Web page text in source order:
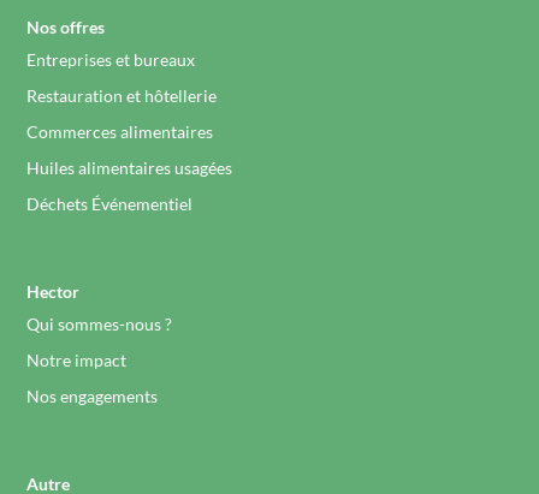
Nos offres
Entreprises et bureaux
Restauration et hôtellerie
Commerces alimentaires
Huiles alimentaires usagées
Déchets Événementiel
Hector
Qui sommes-nous ?
Notre impact
Nos engagements
Autre